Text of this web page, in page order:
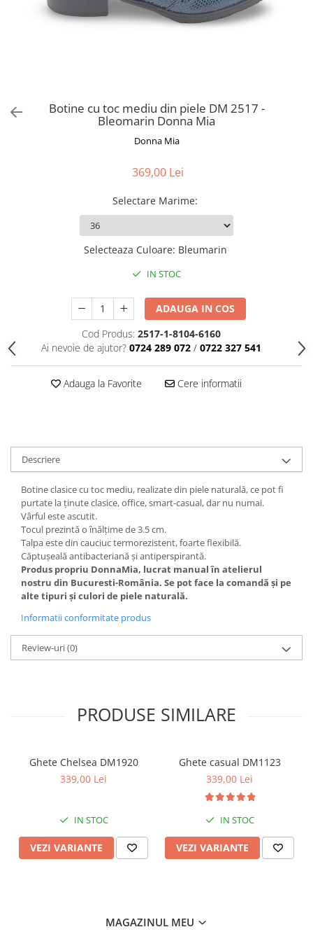
Botine cu toc mediu din piele DM 2517 -
Bleomarin Donna Mia
Donna Mia
369,00 Lei
Selectare Marime:
Selecteaza Culoare: Bleumarin
IN STOC
ADAUGA IN COS
Cod Produs: 2517-1-8104-6160
Ai nevoie de ajutor? 0724 289 072 / 0722 327 541
Adauga la Favorite Cere informatii
Descriere
Botine clasice cu toc mediu, realizate din piele naturală, ce pot fi
purtate la ținute clasice, office, smart-casual, dar nu numai.
Vârful este ascutit.
Tocul prezintă o înălțime de 3.5 cm.
Talpa este din cauciuc termorezistent, foarte flexibilă.
Căptușeală antibacteriană și antiperspirantă.
Produs propriu DonnaMia, lucrat manual în atelierul
nostru din Bucuresti-România. Se pot face la comandă și pe
alte tipuri și culori de piele naturală.
Informatii conformitate produs
Review-uri(0)
PRODUSE SIMILARE
Ghete Chelsea DM1920
339,00 Lei
IN STOC
VEZI VARIANTE
Ghete casual DM1123
339,00 Lei
IN STOC
VEZI VARIANTE
MAGAZINUL MEU